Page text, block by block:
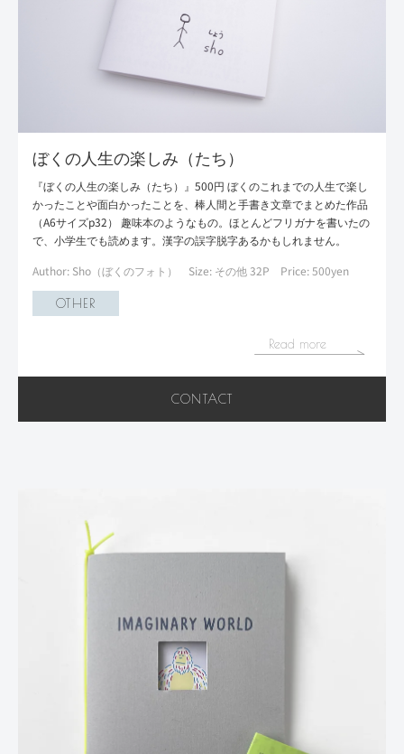
ぼくの人生の楽しみ（たち）
『ぼくの人生の楽しみ（たち）』500円 ぼくのこれまでの人生で楽し
かったことや面白かったことを、棒人間と手書き文章でまとめた作品
（A6サイズp32） 趣味本のようなもの。ほとんどフリガナを書いたの
で、小学生でも読めます。漢字の誤字脱字あるかもしれません。
Author: Sho（ぼくのフォト）
Size: その他 32P Price: 500yen
OTHER
Read more
CONTACT